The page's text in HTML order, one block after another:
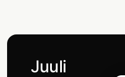
Juuli